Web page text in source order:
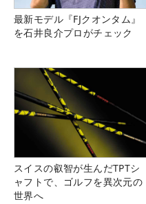
最新モデル『FJクオンタム』
を石井良介プロがチェック
スイスの叡智が生んだTPTシ
ャフトで、ゴルフを異次元の
世界へ